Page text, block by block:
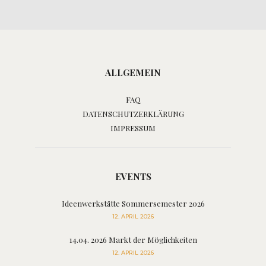
ALLGEMEIN
FAQ
DATENSCHUTZERKLÄRUNG
IMPRESSUM
EVENTS
Ideenwerkstätte Sommersemester 2026
12. APRIL 2026
14.04. 2026 Markt der Möglichkeiten
12. APRIL 2026